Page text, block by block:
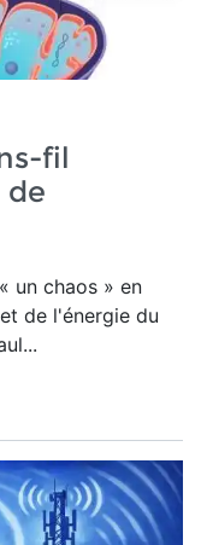
fil
de
« un chaos » en
de l'énergie du